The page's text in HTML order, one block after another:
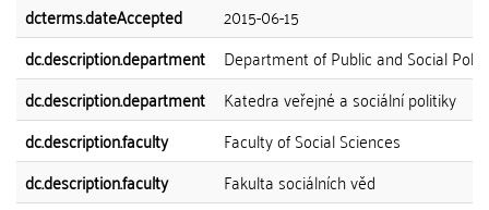
dcterms.dateAccepted
2015-06-15
dc.description.department
Department of Public and Social
dc.description.department
Katedra veřejné a sociální politiky
dc.description.faculty
Faculty of Social Sciences
dc.description.faculty
Fakulta sociálních věd